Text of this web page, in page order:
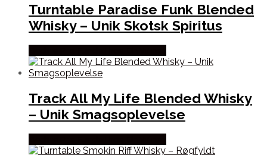
Turntable Paradise Funk Blended
Whisky – Unik Skotsk Spiritus
Track All My Life Blended Whisky
– Unik Smagsoplevelse